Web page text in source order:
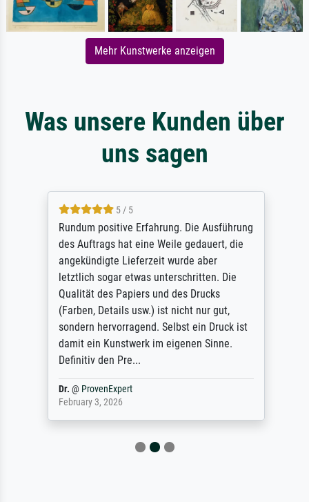
Mehr Kunstwerke anzeigen
Was unsere Kunden über
uns sagen
5 / 5
Rundum positive Erfahrung. Die Ausführung
des Auftrags hat eine Weile gedauert, die
angekündigte Lieferzeit wurde aber
letztlich sogar etwas unterschritten. Die
Qualität des Papiers und des Drucks
(Farben, Details usw.) ist nicht nur gut,
sondern hervorragend. Selbst ein Druck ist
damit ein Kunstwerk im eigenen Sinne.
Definitiv den Pre...
Dr.@ ProvenExpert
February 3, 2026